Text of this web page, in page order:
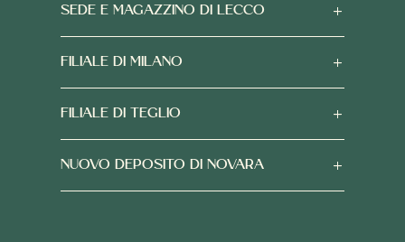
SEDE E MAGAZZINO DI LECCO
FILIALE DI MILANO
FILIALE DI TEGLIO
NUOVO DEPOSITO DI NOVARA